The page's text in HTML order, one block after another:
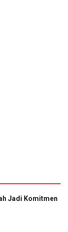
Jadi Komitmen